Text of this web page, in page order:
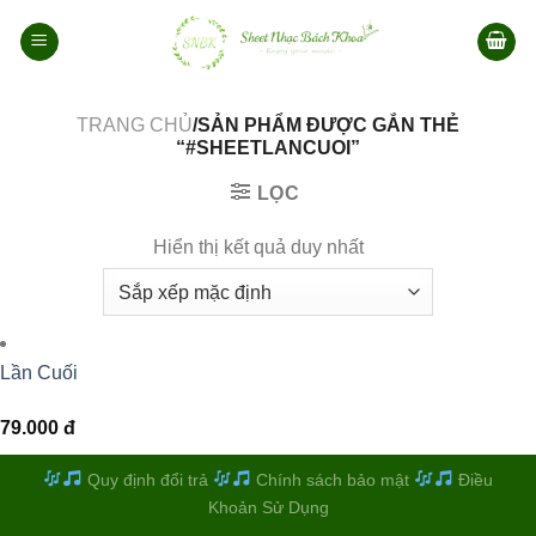
qua
TRANG CHỦ/SẢN PHẨM ĐƯỢC GẮN THẺ
“#SHEETLANCUOI”
LỌC
Hiển thị kết quả duy nhất
Lần Cuối
79.000 đ
Quy định đổi trả Chính sách bảo mật
Điều
Khoản Sử Dụng